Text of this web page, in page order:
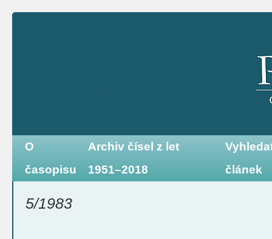
O
časopisu
Archiv čísel z let
1951–2018
článek
5/1983